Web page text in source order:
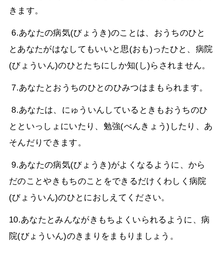
きます。
6.あなたの病気(びょうき)のことは、おうちのひと
とあなたがはなしてもいいと思(おも)ったひと、病院
(びょういん)のひとたちにしか知(し)らされません。
7.あなたとおうちのひとのひみつはまもられます。
8.あなたは、にゅういんしているときもおうちのひ
とといっしょにいたり、勉強(べんきょう)したり、あ
そんだりできます。
9.あなたの病気(びょうき)がよくなるように、から
だのことやきもちのことをできるだけくわしく病院
(びょういん)のひとにおしえてください。
10.あなたとみんながきもちよくいられるように、病
院(びょういん)のきまりをまもりましょう。